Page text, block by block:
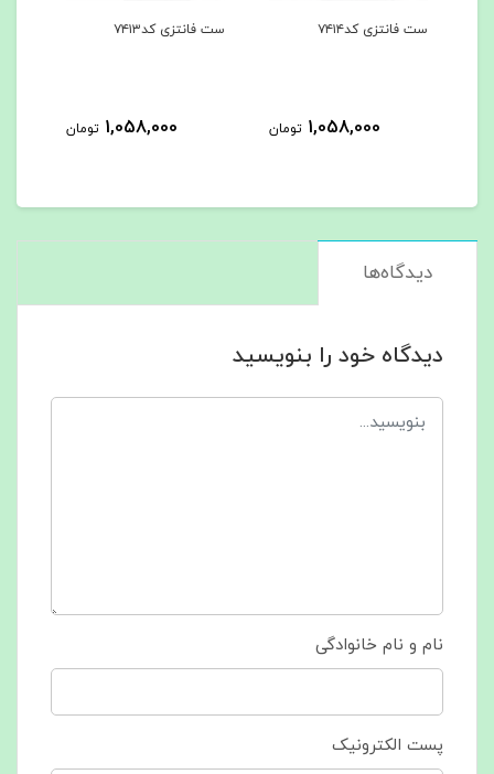
ست فانتزی کد۷۴۱۴
1,058,000 تومان
ست فانتزی کد۷۴۱۳
1,058,000 تومان
دیدگاه‌ها
دیدگاه خود را بنویسید
نام و نام خانوادگی
پست الکترونیک